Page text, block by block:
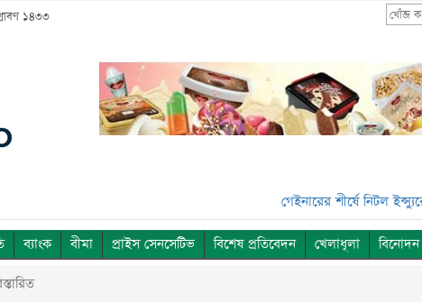
১৪৩৩
গেইনারের শীর্ষে নিটল ইন্স্যুরেন্স***
ব্যাংক বীমা প্রাইস সেনসেটিভ বিশেষ প্রতিবেদন খেলাধূলা বিনোদন